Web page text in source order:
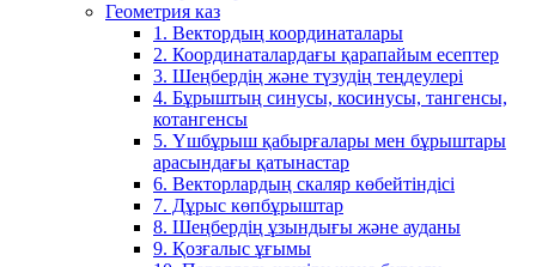
Геометрия каз
1. Вектордың координаталары
2. Координаталардағы қарапайым есептер
3. Шеңбердің және түзудің теңдеулері
4. Бұрыштың синусы, косинусы, тангенсы,
котангенсы
5. Үшбұрыш қабырғалары мен бұрыштары
арасындағы қатынастар
6. Векторлардың скаляр көбейтіндісі
7. Дұрыс көпбұрыштар
8. Шеңбердің ұзындығы және ауданы
9. Қозғалыс ұғымы